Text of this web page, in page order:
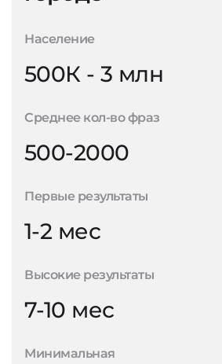
Население
500К - 3 млн
Среднее кол-во фраз
500-2000
Первые результаты
1-2 мес
Высокие результаты
7-10 мес
Минимальная